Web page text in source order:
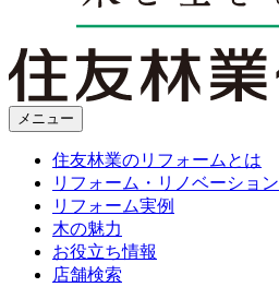
メニュー
住友林業のリフォームとは
リフォーム・リノベーション
リフォーム実例
木の魅力
お役立ち情報
店舗検索